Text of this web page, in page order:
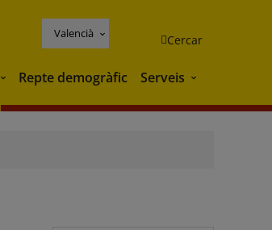
Valencià Cercar
Medi ambient
Repte demogràfic Serveis Serveis